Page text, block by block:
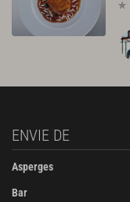
ENVIE DE
Asperges
Bar